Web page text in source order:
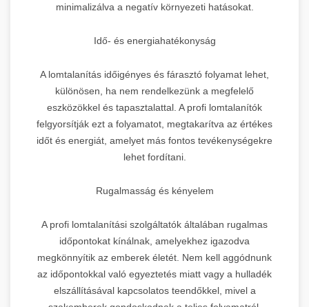
minimalizálva a negatív környezeti hatásokat.
Idő- és energiahatékonyság
A lomtalanítás időigényes és fárasztó folyamat lehet,
különösen, ha nem rendelkezünk a megfelelő
eszközökkel és tapasztalattal. A profi lomtalanítók
felgyorsítják ezt a folyamatot, megtakarítva az értékes
időt és energiát, amelyet más fontos tevékenységekre
lehet fordítani.
Rugalmasság és kényelem
A profi lomtalanítási szolgáltatók általában rugalmas
időpontokat kínálnak, amelyekhez igazodva
megkönnyítik az emberek életét. Nem kell aggódnunk
az időpontokkal való egyeztetés miatt vagy a hulladék
elszállításával kapcsolatos teendőkkel, mivel a